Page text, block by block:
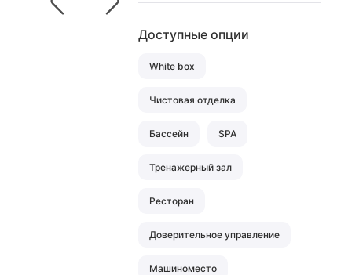
Доступные опции
White box
Чистовая отделка
Бассейн SPA
Тренажерный зал
Ресторан
Доверительное управление
Машиноместо